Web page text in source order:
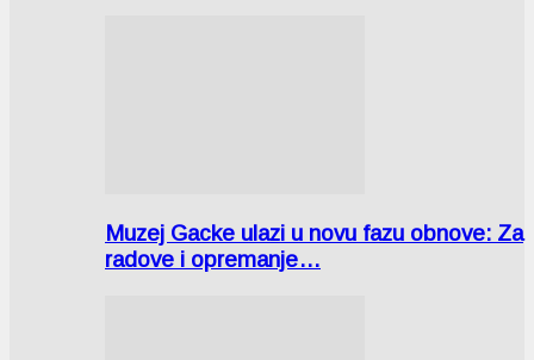
Muzej Gacke ulazi u novu fazu obnove: Za
radove i opremanje…